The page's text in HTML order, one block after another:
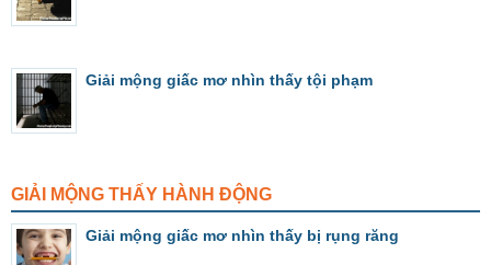
Giải mộng giấc mơ nhìn thấy tội phạm
GIẢI MỘNG THẤY HÀNH ĐỘNG
Giải mộng giấc mơ nhìn thấy bị rụng răng